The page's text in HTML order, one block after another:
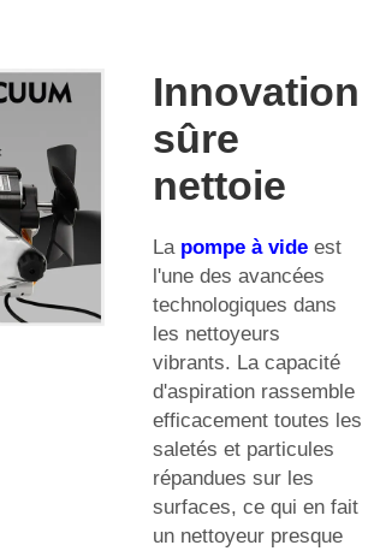
Innovation
sûre
nettoie
La pompe à vide est
l'une des avancées
technologiques dans
les nettoyeurs
vibrants. La capacité
d'aspiration rassemble
efficacement toutes les
saletés et particules
répandues sur les
surfaces, ce qui en fait
un nettoyeur presque